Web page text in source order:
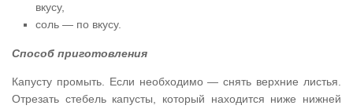
вкусу,
соль — по вкусу.
Способ приготовления
Капусту промыть. Если необходимо — снять верхние листья.
Отрезать стебель капусты, который находится ниже нижней